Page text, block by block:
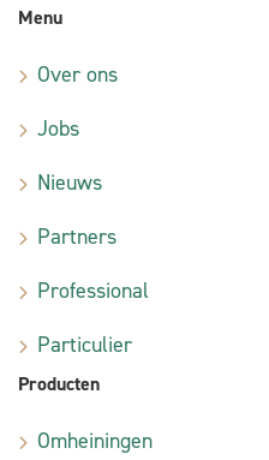
Menu
Over ons
Jobs
Nieuws
Partners
Professional
Particulier
Producten
Omheiningen